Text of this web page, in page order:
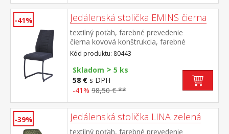
-41% Jedálenská stolička EMINS čierna
textilný poťah, farebné prevedenie
čierna kovová konštrukcia, farebné
prevedenie čierna výška sedu 48
cm odporúčaná nosnosť do 120 kg
Kód produktu: 80443
Skladom > 5 ks
58 € s DPH
-41% 98,50 € **
-39% Jedálenská stolička LINA zelená
textilný poťah, farebné prevedenie